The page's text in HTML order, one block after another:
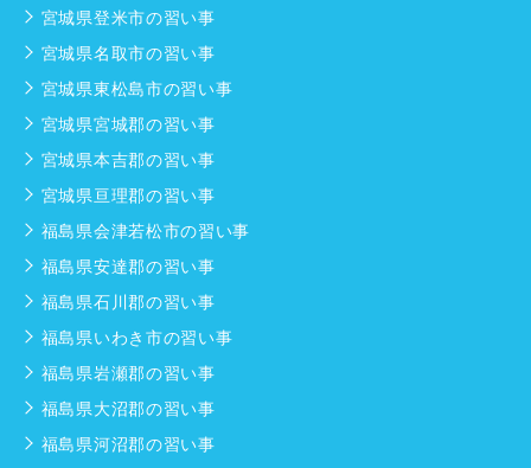
宮城県登米市の習い事
宮城県名取市の習い事
宮城県東松島市の習い事
宮城県宮城郡の習い事
宮城県本吉郡の習い事
宮城県亘理郡の習い事
福島県会津若松市の習い事
福島県安達郡の習い事
福島県石川郡の習い事
福島県いわき市の習い事
福島県岩瀬郡の習い事
福島県大沼郡の習い事
福島県河沼郡の習い事